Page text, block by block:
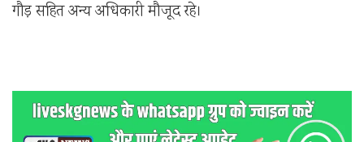
गौड़ सहित अन्य अधिकारी मौजूद रहे।